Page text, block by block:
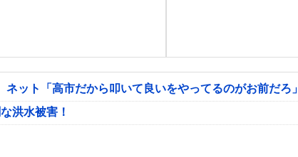
ット「高市だから叩いて良いをやってるのがお前だろ」
洪水被害！